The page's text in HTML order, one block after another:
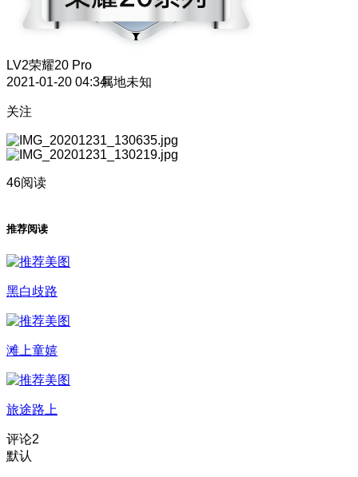
LV2荣耀20 Pro
2021-01-20 04:34属地未知
关注
46阅读
推荐阅读
黑白歧路
滩上童嬉
旅途路上
评论2
默认